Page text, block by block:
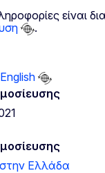
είναι
.
Ελλάδα